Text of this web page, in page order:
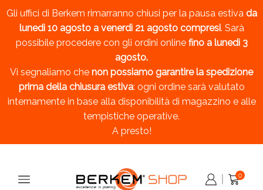
Gli uffici di Berkem rimarranno chiusi per la pausa estiva da
lunedì 10 agosto a venerdì 21 agosto compresi. Sarà
possibile procedere con gli ordini online fino a lunedì 3
agosto.
Vi segnaliamo che non possiamo garantire la spedizione
prima della chiusura estiva: ogni ordine sarà valutato
internamente in base alla disponibilità di magazzino e alle
tempistiche operative.
A presto!
0